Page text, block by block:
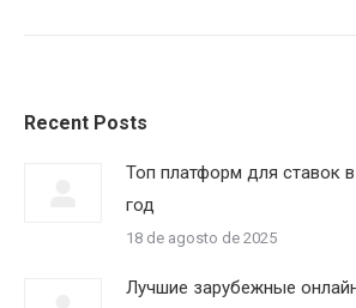
Recent Posts
Топ платформ для ставок
год
18 de agosto de 2025
Лучшие зарубежные